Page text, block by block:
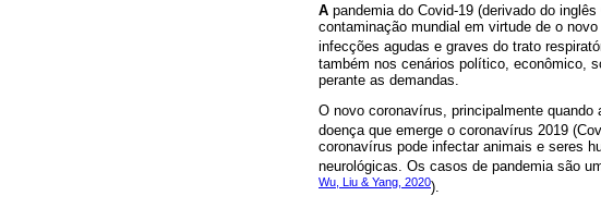
A pandemia do Covid-19 (derivado do
contaminação mundial em virtude de o
infecções agudas e graves do trato
também nos cenários político, econômico,
perante as demandas.
O novo coronavírus, principalmente
doença que emerge o coronavírus 2019
coronavírus pode infectar animais e seres
neurológicas. Os casos de pandemia são
Wu, Liu & Yang, 2020).